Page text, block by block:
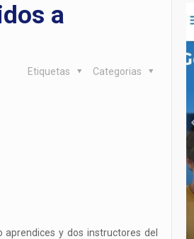
a
Categorias
Etiquetas
y dos instructores del